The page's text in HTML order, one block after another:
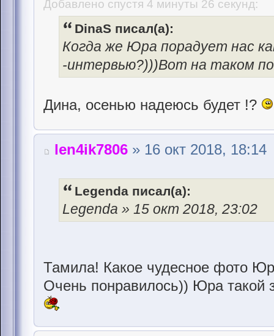
Добавлено спустя 4 минуты 26 секунд:
DinaS писал(а):
Когда же Юра порадует нас
-интервью?)))Вот на таком
Дина, осенью надеюсь будет !?
len4ik7806 » 16 окт 2018, 18:14
Legenda писал(а):
Legenda » 15 окт 2018, 23:02
Тамила! Какое чудесное фото
Очень понравилось)) Юра такой